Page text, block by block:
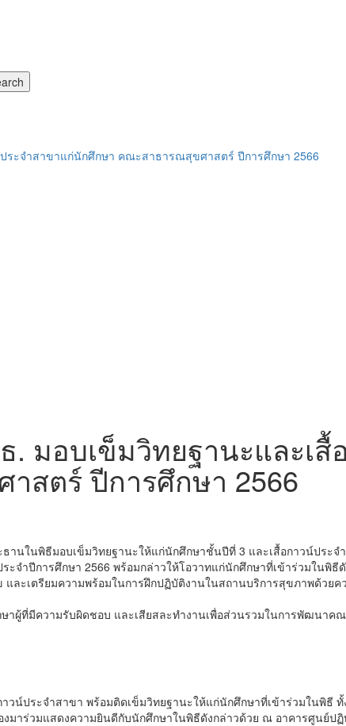
ระจำสาขาแก่นักศึกษา คณะสาธารณสุขศาสตร์ ปีการศึกษา 2566
. มอบเข็มวิทยฐานะและเ
สตร์ ปีการศึกษา 2566
านในพิธีมอบเข็มวิทยฐานะให้แก่นักศึกษาชั้นปีที่ 3 และเสื้อกาวน์ปร
ปีการศึกษา 2566 พร้อมกล่าวให้โอวาทแก่นักศึกษาที่เข้าร่วมในพิธี
ะเตรียมความพร้อมในการฝึกปฏิบัติงานในสถานบริการสุขภาพด้วย
าผู้ที่มีความรับผิดชอบ และเสียสละทำงานเพื่อส่วนรวมในการพัฒนา
น์ประจำสาขา พร้อมติดเข็มวิทยฐานะให้แก่นักศึกษาที่เข้าร่วมในพิ
าร่วมแสดงความยินดีกับนักศึกษาในพิธีดังกล่าวด้วย ณ อาคารศูนย์ปฏิ